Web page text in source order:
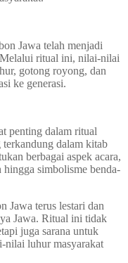
Jawa telah menjadi
ritual ini, nilai-nilai
gotong royong, dan
ke generasi.
penting dalam ritual
terkandung dalam kitab
berbagai aspek acara,
simbolisme benda-
Jawa terus lestari dan
Jawa. Ritual ini tidak
juga sarana untuk
nilai luhur masyarakat